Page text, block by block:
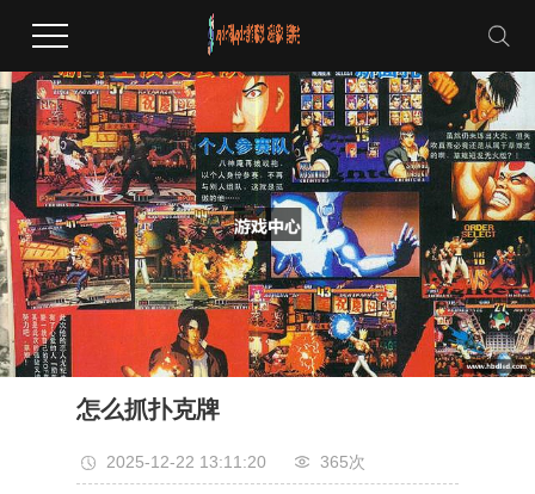
怎么抓扑克牌
2025-12-22 13:11:20 365次